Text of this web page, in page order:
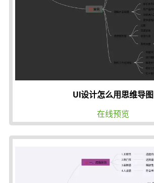
UI设计怎么用思维导图
在线预览